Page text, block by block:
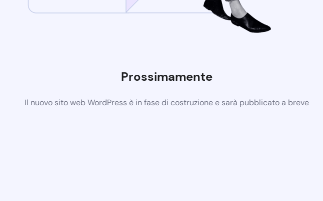
Prossimamente
Il nuovo sito web WordPress è in fase di costruzione e sarà pubblicato a breve